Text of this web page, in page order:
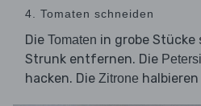
4. Tomaten schneiden
Die Tomaten in grobe Stücke
Strunk entfernen. Die
hacken. Die Zitrone